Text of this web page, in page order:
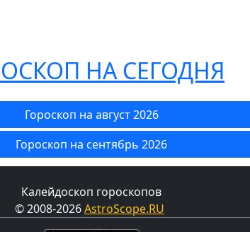
НА СЕГОДНЯ
Гороскоп на август 2026
Гороскоп на сентябрь 2026
Калейдоскоп гороскопов
© 2008-2026AstroScope.RU